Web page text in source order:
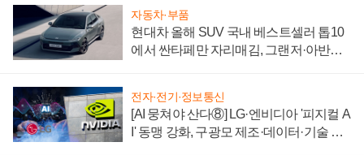
자동차·부품
현대차 올해 SUV 국내 베스트셀러 톱10
에서 싼타페만 자리매김, 그랜저·아반떼
전자·전기·정보통신
[AI 뭉쳐야 산다⑧] LG·엔비디아 '피지컬 A
I' 동맹 강화, 구광모 제조·데이터·기술 결